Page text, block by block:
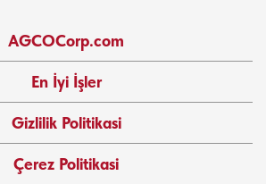
AGCOCorp.com
En İyi İşler
Gizlilik Politikasi
Çerez Politikasi